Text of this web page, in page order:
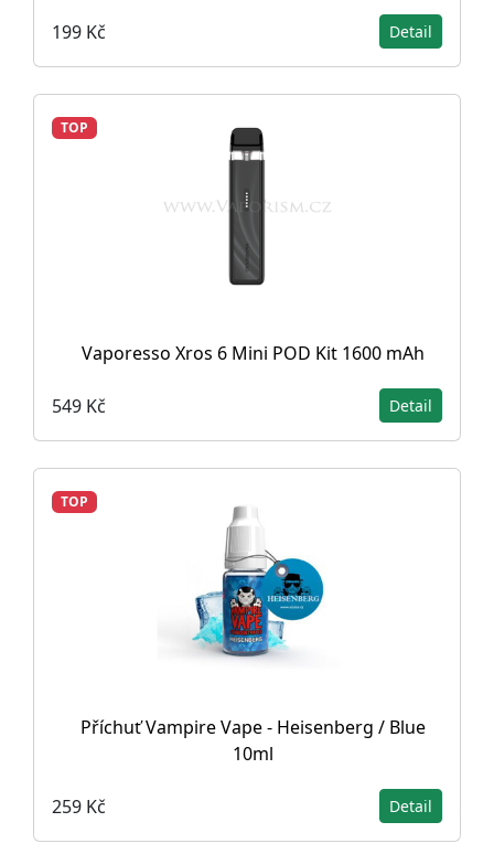
199 Kč Detail
TOP
Vaporesso Xros 6 Mini POD Kit 1600 mAh
549 Kč Detail
TOP
Příchuť Vampire Vape - Heisenberg / Blue
10ml
259 Kč Detail